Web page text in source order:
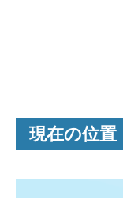
現在の位置